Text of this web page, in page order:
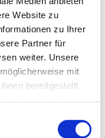
Website zu
zu Ihrer
Partner für
weiter. Unsere
mit
bereitgestellt
Nutzung der Dienste